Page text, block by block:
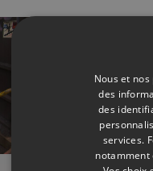
Nous et
des
des
services.
notamment